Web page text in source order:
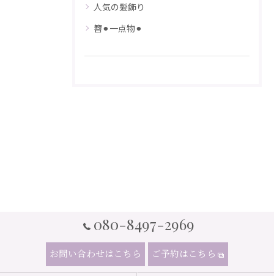
人気の髪飾り
簪⚫︎一点物⚫︎
080-8497-2969
お問い合わせはこちら ご予約はこちら